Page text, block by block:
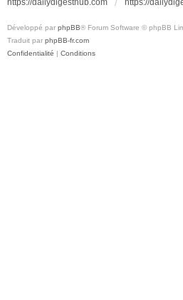
https://dailydigesthub.com https://
Développé par phpBB® Forum Software © phpBB
Traduit par phpBB-fr.com
Confidentialité | Conditions